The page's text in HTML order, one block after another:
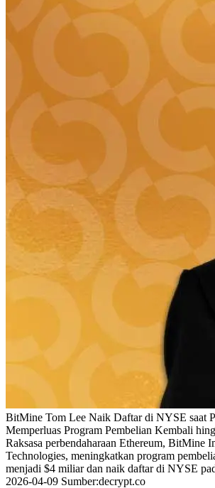
BitMine Tom Lee Naik Daftar di NYSE saat
Memperluas Program Pembelian Kembali
Raksasa perbendaharaan Ethereum, BitMine
Technologies, meningkatkan program
menjadi $4 miliar dan naik daftar di NYSE
2026-04-09 Sumber:decrypt.co